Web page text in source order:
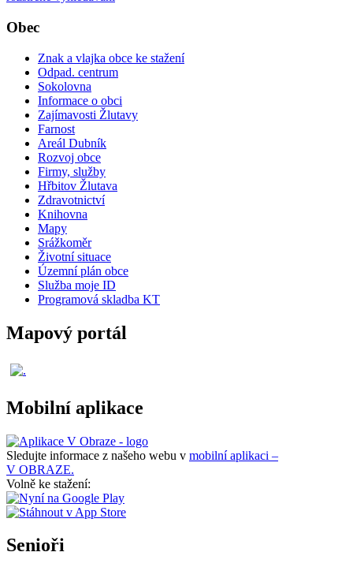
Obec
Znak a vlajka obce ke stažení
Odpad. centrum
Sokolovna
Informace o obci
Zajímavosti Žlutavy
Farnost
Areál Dubník
Rozvoj obce
Firmy, služby
Hřbitov Žlutava
Zdravotnictví
Knihovna
Mapy
Srážkoměr
Životní situace
Územní plán obce
Služba moje ID
Programová skladba KT
Mapový portál
Mobilní aplikace
Sledujte informace z našeho webu v mobilní aplikaci –
V OBRAZE.
Volně ke stažení:
Senioři